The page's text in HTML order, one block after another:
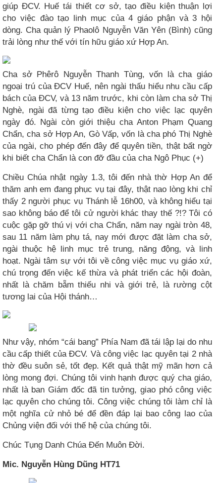
giúp ĐCV. Huế tái thiết cơ sở, tạo điều kiện thuận lợi
cho việc đào tạo linh mục của 4 giáo phận và 3 hội
dòng. Cha quản lý Phaolô Nguyễn Văn Yên (Bình) cũng
trải lòng như thế với tín hữu giáo xứ Hợp An.
Cha sở Phêrô Nguyễn Thanh Tùng, vốn là cha giáo
ngoại trú của ĐCV Huế, nên ngài thấu hiểu nhu cầu cấp
bách của ĐCV, và 13 năm trước, khi còn làm cha sở Thị
Nghè, ngài đã từng tạo điều kiện cho việc lạc quyên
ngày đó. Ngài còn giới thiệu cha Anton Phạm Quang
Chẩn, cha sở Hợp An, Gò Vấp, vốn là cha phó Thị Nghè
của ngài, cho phép đến đây để quyên tiền, thật bất ngờ
khi biết cha Chẩn là con đỡ đầu của cha Ngô Phục (+)
Chiều Chúa nhật ngày 1.3, tôi đến nhà thờ Hợp An để
thăm anh em đang phục vụ tại đây, thật nao lòng khi chỉ
thấy 2 người phục vụ Thánh lễ 16h00, và không hiểu tại
sao không báo để tôi cử người khác thay thế ?!? Tôi có
cuộc gặp gỡ thú vị với cha Chẩn, năm nay ngài tròn 48,
sau 11 năm làm phụ tá, nay mới được đặt làm cha sở,
ngài thuộc hệ linh mục trẻ trung, năng động, và linh
hoạt. Ngài tâm sự với tôi về công việc mục vụ giáo xứ,
chú trọng đến việc kế thừa và phát triển các hội đoàn,
nhất là chăm bẵm thiếu nhi và giới trẻ, là rường cột
tương lai của Hội thánh…
Như vậy, nhóm “cái bang” Phía Nam đã tái lập lại do nhu
cầu cấp thiết của ĐCV. Và công việc lạc quyên tại 2 nhà
thờ đều suôn sẻ, tốt đẹp. Kết quả thật mỹ mãn hơn cả
lòng mong đợi. Chúng tôi vinh hạnh được quý cha giáo,
nhất là ban Giám đốc đã tin tưởng, giao phó công việc
lạc quyên cho chúng tôi. Công việc chúng tôi làm chỉ là
một nghĩa cử nhỏ bé để đền đáp lại bao công lao của
Chủng viện đối với thế hệ của chúng tôi.
Chúc Tụng Danh Chúa Đến Muôn Đời.
Mic. Nguyễn Hùng Dũng HT71